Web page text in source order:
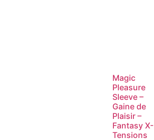
Magic
Pleasure
Sleeve –
Gaine de
Plaisir –
Fantasy X-
Tensions